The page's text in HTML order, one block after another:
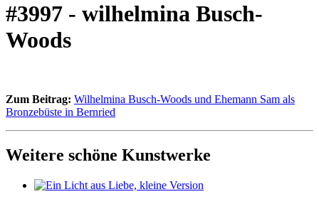
#3997 - wilhelmina Busch-
Woods
Zum Beitrag: Wilhelmina Busch-Woods und Ehemann Sam als
Bronzebüste in Bernried
Weitere schöne Kunstwerke